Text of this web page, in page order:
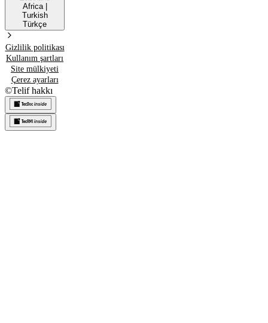
Africa|
Turkish
Türkçe
Gizlilik politikası
Kullanım şartları
Site mülkiyeti
Çerez ayarları
©Telif hakkı